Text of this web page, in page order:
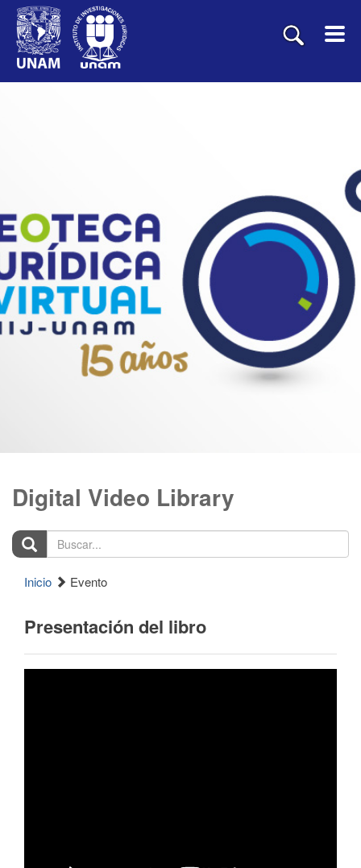
Digital Video Library
Buscar...
Inicio Evento
Presentación del libro